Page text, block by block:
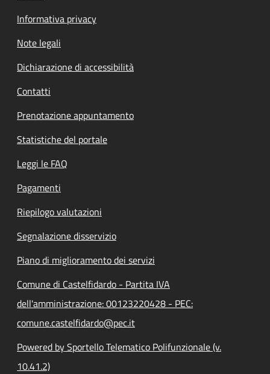
Informativa privacy
Note legali
Dichiarazione di accessibilità
Contatti
Prenotazione appuntamento
Statistiche del portale
Leggi le FAQ
Pagamenti
Riepilogo valutazioni
Segnalazione disservizio
Piano di miglioramento dei servizi
Comune di Castelfidardo - Partita IVA
dell'amministrazione: 00123220428 - PEC:
comune.castelfidardo@pec.it
Powered by Sportello Telematico Polifunzionale (v.
10.41.2)